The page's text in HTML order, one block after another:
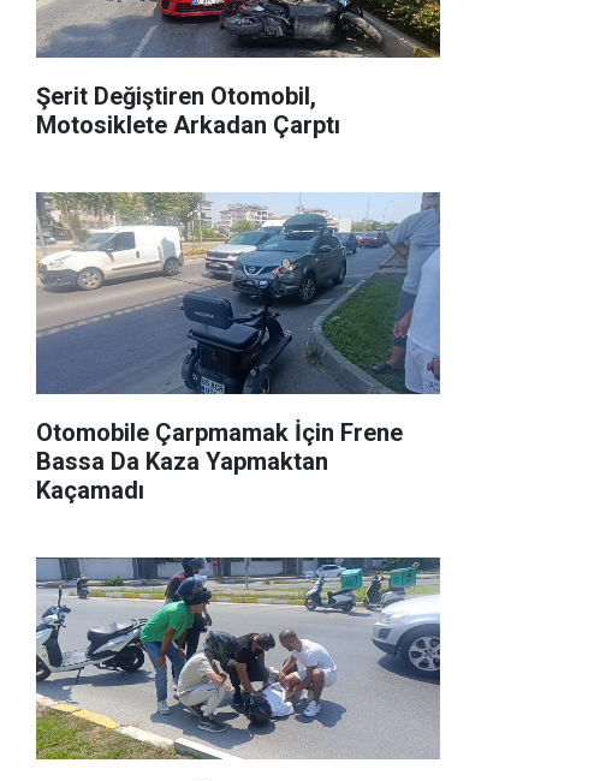
Şerit Değiştiren Otomobil,
Motosiklete Arkadan Çarptı
Otomobile Çarpmamak İçin Frene
Bassa Da Kaza Yapmaktan
Kaçamadı